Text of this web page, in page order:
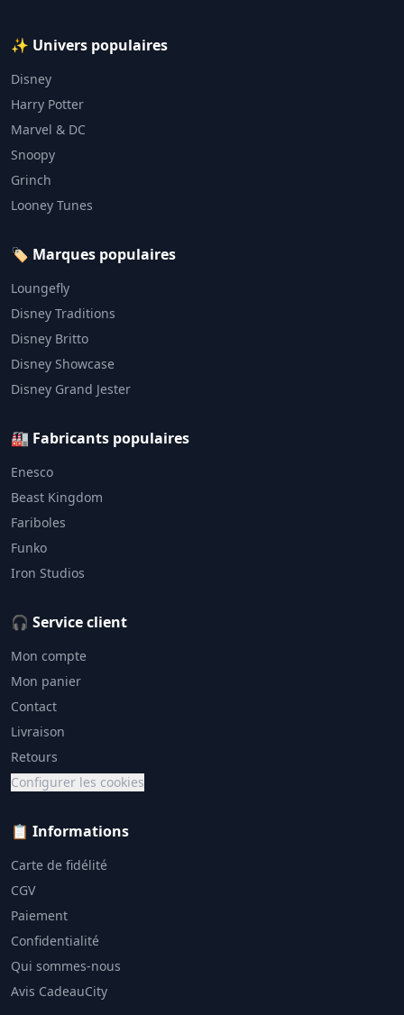
✨ Univers populaires
Disney
Harry Potter
Marvel & DC
Snoopy
Grinch
Looney Tunes
🏷️ Marques populaires
Loungefly
Disney Traditions
Disney Britto
Disney Showcase
Disney Grand Jester
🏭 Fabricants populaires
Enesco
Beast Kingdom
Fariboles
Funko
Iron Studios
🎧 Service client
Mon compte
Mon panier
Contact
Livraison
Retours
Configurer les cookies
📋 Informations
Carte de fidélité
CGV
Paiement
Confidentialité
Qui sommes-nous
Avis CadeauCity